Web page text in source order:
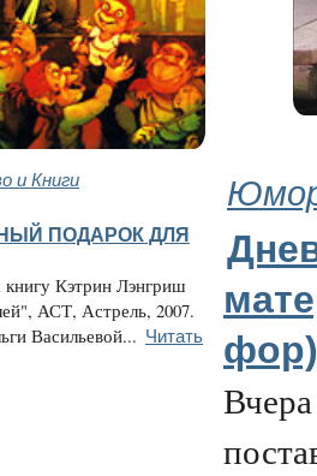
и Книги
ПОДАРОК ДЛЯ
книгу Кэтрин Лэнгриш
АСТ, Астрель, 2007.
Васильевой... Читать